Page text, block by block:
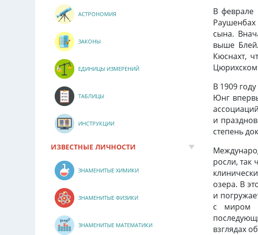
В феврале
Раушенбах
сына.
выше
Кюснахт,
Цюрихском
В 1909
Юнг
и
степень
росли, так
озера. В
и
с миром
взглядах
АСТРОНОМИЯ
ЗАКОНЫ
ЕДИНИЦЫ ИЗМЕРЕНИЙ
ТАБЛИЦЫ
ИНСТРУКЦИИ
ИЗВЕСТНЫЕ ЛИЧНОСТИ
ЗНАМЕНИТЫЕ ХИМИКИ
ЗНАМЕНИТЫЕ ФИЗИКИ
ЗНАМЕНИТЫЕ МАТЕМАТИКИ